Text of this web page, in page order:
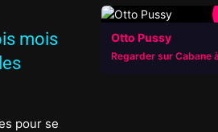
mois
pour se
Otto Pussy
Regarder sur Cabane